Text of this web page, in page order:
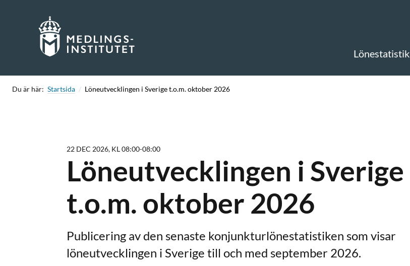
Lönestatistik
Du är här: Startsida Löneutvecklingen i Sverige t.o.m. oktober 2026
22 DEC 2026, KL 08:00-08:00
Löneutvecklingen i Sverige
t.o.m. oktober 2026
Publicering av den senaste konjunkturlönestatistiken som visar
löneutvecklingen i Sverige till och med september 2026.